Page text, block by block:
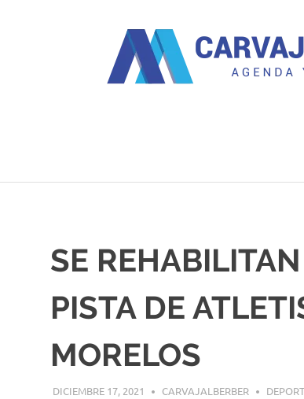
SE
PISTA DE
MORELOS
DICIEMBRE 17, 2021 CARVAJALBERBER